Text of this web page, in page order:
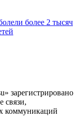
более 2 тысяч
зарегистрировано
связи,
коммуникаций